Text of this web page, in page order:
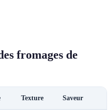
fromages de
Texture Saveur